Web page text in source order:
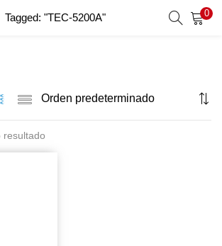
Tagged: "TEC-5200A" 0
de usuario y contraseña para iniciar
resultado